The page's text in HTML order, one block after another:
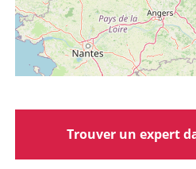
Trouver un expert